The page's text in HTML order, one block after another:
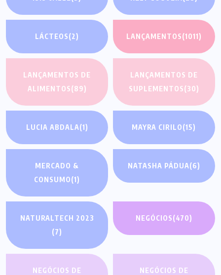
LÁCTEOS(2) LANÇAMENTOS(1011)
LANÇAMENTOS DE
ALIMENTOS(89)
LANÇAMENTOS DE
SUPLEMENTOS(30)
LUCIA ABDALA(1) MAYRA CIRILO(15)
MERCADO &
CONSUMO(1)
NATASHA PÁDUA(6)
NATURALTECH 2023
(7)
NEGÓCIOS(470)
NEGÓCIOS DE
NEGÓCIOS DE